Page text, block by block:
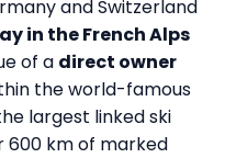
and Switzerland
in the French Alps
of a direct owner
the world-famous
largest linked ski
600 km of marked